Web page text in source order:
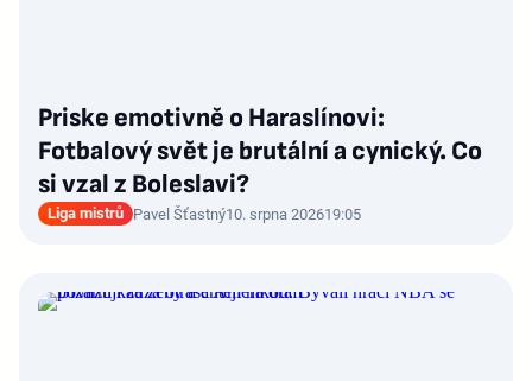
Priske emotivně o Haraslínovi:
Fotbalový svět je brutální a cynický. Co
si vzal z Boleslavi?
Liga mistrů Pavel Šťastný10. srpna 202619:05